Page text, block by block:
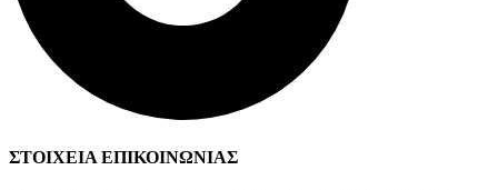
ΣΤΟΙΧΕΙΑ ΕΠΙΚΟΙΝΩΝΙΑΣ